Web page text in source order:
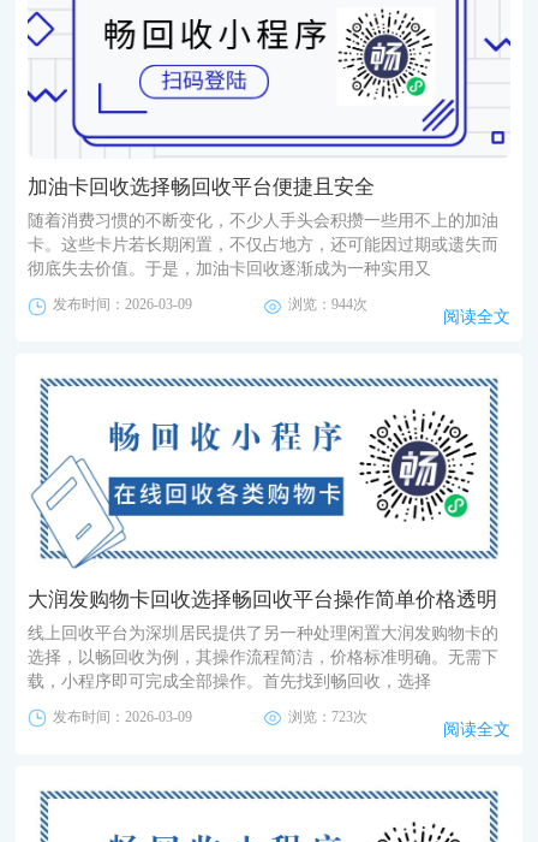
加油卡回收选择畅回收平台便捷且安全
随着消费习惯的不断变化，不少人手头会积攒一些用不上的加油
卡。这些卡片若长期闲置，不仅占地方，还可能因过期或遗失而
彻底失去价值。于是，加油卡回收逐渐成为一种实用又
发布时间：2026-03-09 浏览：944次
阅读全文
大润发购物卡回收选择畅回收平台操作简单价格透明
线上回收平台为深圳居民提供了另一种处理闲置大润发购物卡的
选择，以畅回收为例，其操作流程简洁，价格标准明确。无需下
载，小程序即可完成全部操作。首先找到畅回收，选择
发布时间：2026-03-09 浏览：723次
阅读全文